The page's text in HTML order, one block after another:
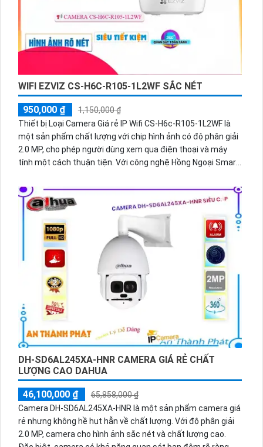
WIFI EZVIZ CS-H6C-R105-1L2WF SẮC NÉT
950,000 ₫
1,150,000 ₫
Thiết bị Loại Camera Giá rẻ IP Wifi CS-H6c-R105-1L2WF là
một sản phẩm chất lượng với chip hình ảnh có độ phân giải
2.0 MP, cho phép người dùng xem qua điện thoại và máy
tính một cách thuận tiện. Với công nghệ Hồng Ngoại Smart
hiện chuyển động trong vùng lắp đặt. Với khả năng quan
sát Hồng Ngoại lên đến 10m, camera có thể lắp đặt ở
những vị trí không gian rộng. Đặc biệt, camera có khả năng
xoay 360 độ, giúp quan sát toàn diện. Sản phẩm được sản
xuất bởi một công ty uy tín và được đảm bảo chất lượng.
Hãy trải nghiệm hình ảnh trung thực và chức năng vượt trội
của camera với khả năng thu âm và loa.
DH-SD6AL245XA-HNR CAMERA GIÁ RẺ CHẤT
LƯỢNG CAO DAHUA
46,100,000 ₫
65,858,000 ₫
Camera DH-SD6AL245XA-HNR là một sản phẩm camera giá
rẻ nhưng không hề hụt hẫn về chất lượng. Với độ phân giải
2.0 MP, camera cho hình ảnh sắc nét và chất lượng cao.